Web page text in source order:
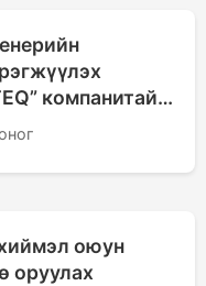
компанитай
оюун
оруулах